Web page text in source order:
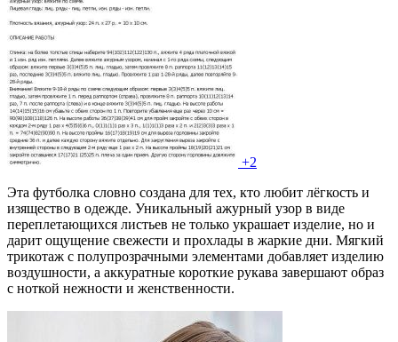
+2
Эта футболка словно создана для тех, кто любит лёгкость и
изящество в одежде. Уникальный ажурный узор в виде
переплетающихся листьев не только украшает изделие, но и
дарит ощущение свежести и прохлады в жаркие дни. Мягкий
трикотаж с полупрозрачными элементами добавляет изделию
воздушности, а аккуратные короткие рукава завершают образ
с ноткой нежности и женственности.